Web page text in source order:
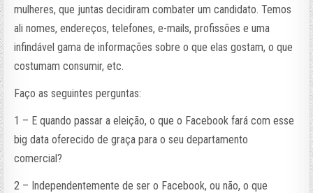
mulheres, que juntas decidiram combater um candidato. Temos
ali nomes, endereços, telefones, e-mails, profissões e uma
infindável gama de informações sobre o que elas gostam, o que
costumam consumir, etc.
Faço as seguintes perguntas:
1 – E quando passar a eleição, o que o Facebook fará com esse
big data oferecido de graça para o seu departamento
comercial?
2 – Independentemente de ser o Facebook, ou não, o que